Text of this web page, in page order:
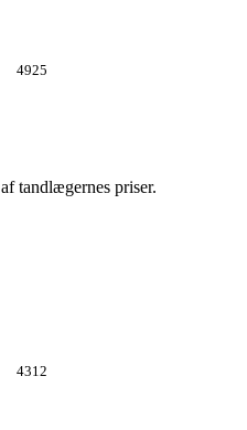
4925
af tandlægernes priser.
4312